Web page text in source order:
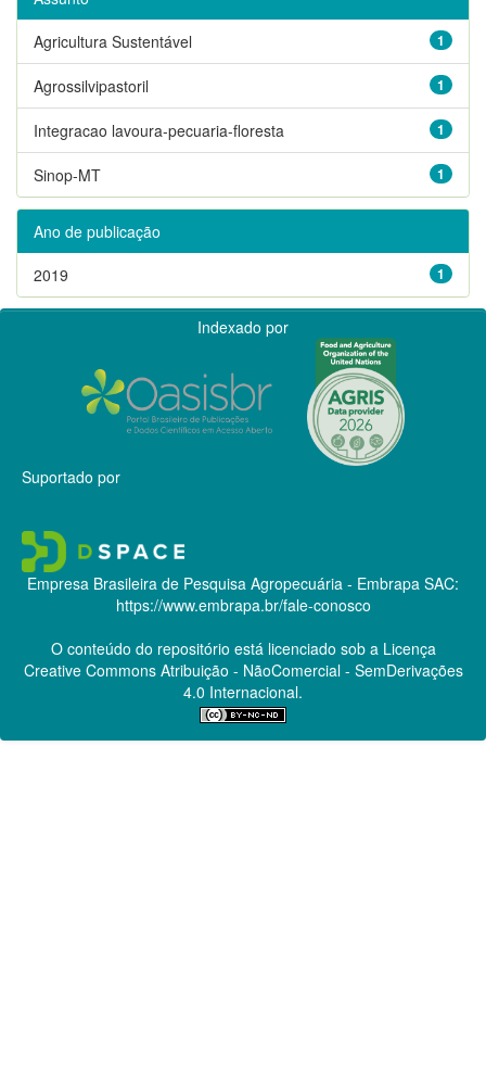
1
Agricultura Sustentável
1
Agrossilvipastoril
1
Integracao lavoura-pecuaria-floresta
1
Sinop-MT
Ano de publicação
1
2019
Indexado por
Suportado por
Empresa Brasileira de Pesquisa Agropecuária - Embrapa SAC:
https://www.embrapa.br/fale-conosco
O conteúdo do repositório está licenciado sob a Licença
Creative CommonsAtribuição - NãoComercial - SemDerivações
4.0 Internacional.